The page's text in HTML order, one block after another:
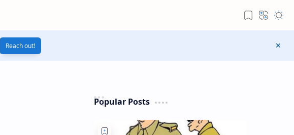
Reach out!
Popular Posts